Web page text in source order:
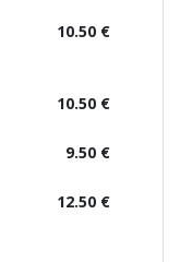
10.50 €
10.50 €
9.50 €
12.50 €